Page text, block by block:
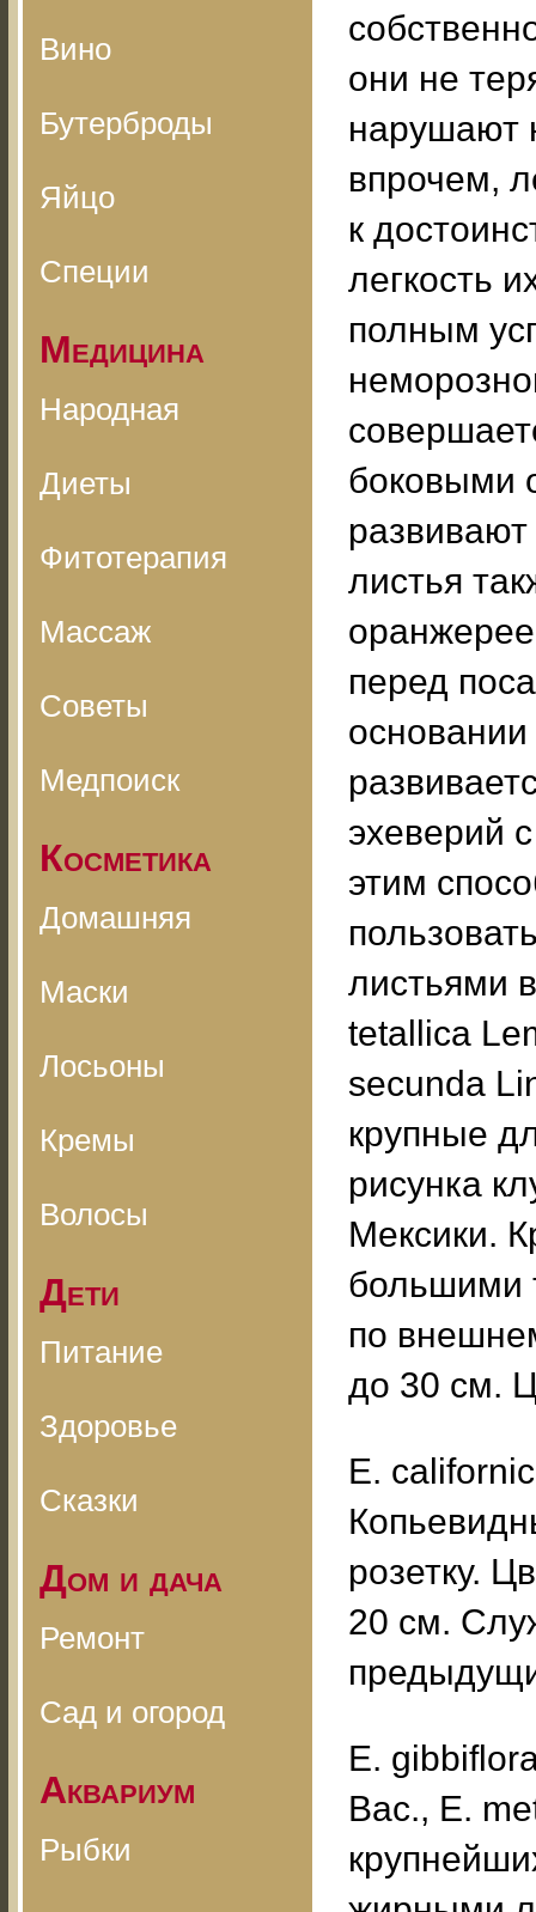
Вино
Бутерброды
Яйцо
Специи
Медицина
Народная
Диеты
Фитотерапия
Массаж
Советы
Медпоиск
Косметика
Домашняя
Маски
Лосьоны
Кремы
Волосы
Дети
Питание
Здоровье
Сказки
Дом и дача
Ремонт
Сад и огород
Аквариум
Рыбки
они не
нарушают
впрочем,
к
легкость
полным
боковыми
листья
перед
эхеверий
этим
листьями
tetallica
secunda
крупные
рисунка
Мексики.
большими
по
до 30 см.
Е.
розетку.
20 см.
Е.
Вас., Е.